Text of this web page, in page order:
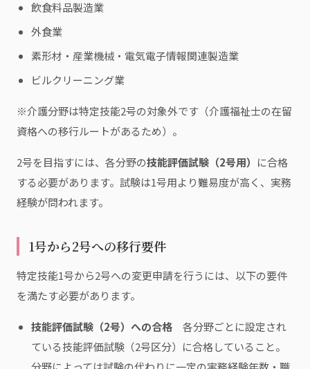
飲食料品製造業
外食業
素形材・産業機械・電気電子情報関連製造業
ビルクリーニング業
※介護分野は特定技能2号の対象外です（介護福祉士の在留
資格への移行ルートがあるため）。
2号を目指すには、各分野の技能評価試験（2号用） に合格
する必要があります。試験は1号用より難易度が高く、実務
経験が問われます。
1号から2号への移行要件
特定技能1号から2号への変更申請を行うには、以下の要件
を満たす必要があります。
技能評価試験（2号）への合格 各分野ごとに設定され
ている技能評価試験（2号区分）に合格していること。